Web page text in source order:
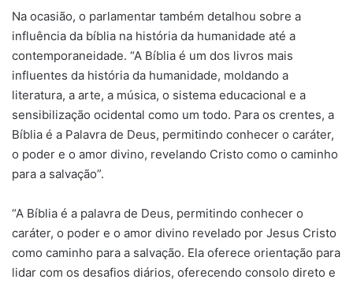
Na ocasião, o parlamentar também detalhou sobre a
influência da bíblia na história da humanidade até a
contemporaneidade. “A Bíblia é um dos livros mais
influentes da história da humanidade, moldando a
literatura, a arte, a música, o sistema educacional e a
sensibilização ocidental como um todo. Para os crentes, a
Bíblia é a Palavra de Deus, permitindo conhecer o caráter,
o poder e o amor divino, revelando Cristo como o caminho
para a salvação”.
“A Bíblia é a palavra de Deus, permitindo conhecer o
caráter, o poder e o amor divino revelado por Jesus Cristo
como caminho para a salvação. Ela oferece orientação para
lidar com os desafios diários, oferecendo consolo direto e